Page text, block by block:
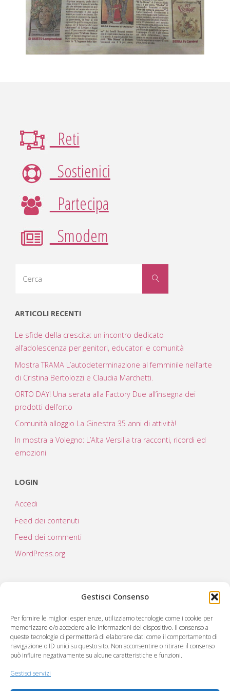
Gestisci Consenso
Per fornire le migliori esperienze, utilizziamo tecnologie come i cookie per
memorizzare e/o accedere alle informazioni del dispositivo. Il consenso a
queste tecnologie ci permetterà di elaborare dati come il comportamento di
navigazione o ID unici su questo sito. Non acconsentire o ritirare il consenso
può influire negativamente su alcune caratteristiche e funzioni.
Gestisci servizi
Reti
Sostienici
Partecipa
Smodem
Cerca
ARTICOLI RECENTI
Le sfide della crescita: un incontro dedicato
all’adolescenza per genitori, educatori e comunità
Mostra TRAMA L’autodeterminazione al femminile nell’arte
di Cristina Bertolozzi e Claudia Marchetti.
ORTO DAY! Una serata alla Factory Due all’insegna dei
prodotti dell’orto
Comunità alloggio La Ginestra 35 anni di attività!
In mostra a Volegno: L’Alta Versilia tra racconti, ricordi ed
emozioni
LOGIN
Accedi
Feed dei contenuti
Feed dei commenti
WordPress.org
C.RE.A società cooperativa sociale